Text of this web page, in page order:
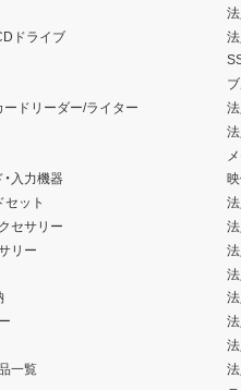
ドライブ
ードリーダー/ライター
入力機器
セット
セサリー
リー
一覧